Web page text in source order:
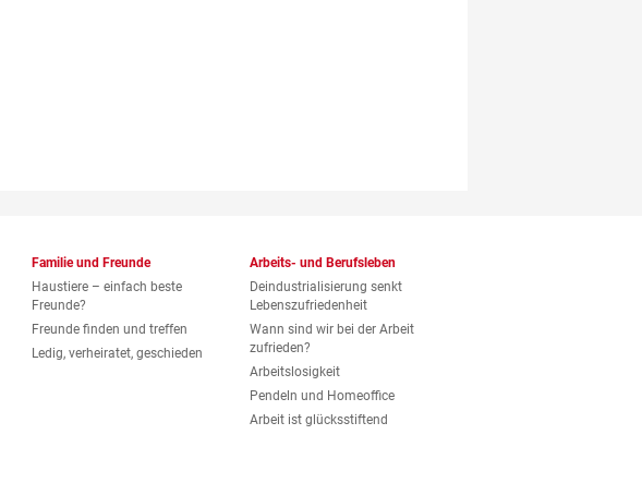
Familie und Freunde
Haustiere – einfach beste
Freunde?
Freunde finden und treffen
Ledig, verheiratet, geschieden
Arbeits- und Berufsleben
Deindustrialisierung senkt
Lebenszufriedenheit
Wann sind wir bei der Arbeit
zufrieden?
Arbeitslosigkeit
Pendeln und Homeoffice
Arbeit ist glücksstiftend